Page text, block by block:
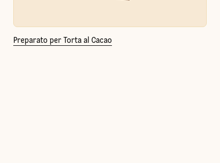
Preparato per Torta al Cacao